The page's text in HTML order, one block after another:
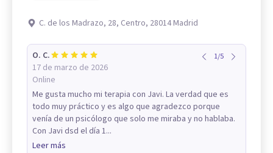
C. de los Madrazo, 28, Centro, 28014 Madrid
O. C.
17 de marzo de 2026
Online
1/5
Me gusta mucho mi terapia con Javi. La verdad que es
todo muy práctico y es algo que agradezco porque
venía de un psicólogo que solo me miraba y no hablaba.
Con Javi dsd el día 1...
Leer más